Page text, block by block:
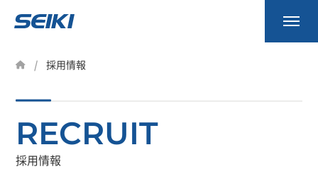
事業内容
会社案内
資料請求
採用情報
RECRUIT
採用情報